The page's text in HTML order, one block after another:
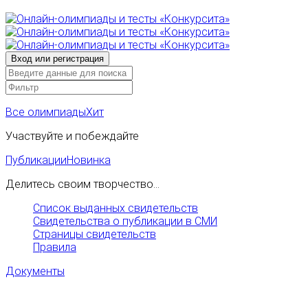
Все олимпиадыХит
Участвуйте и побеждайте
ПубликацииНовинка
Делитесь своим творчество...
Список выданных свидетельств
Свидетельства о публикации в СМИ
Страницы свидетельств
Правила
Документы